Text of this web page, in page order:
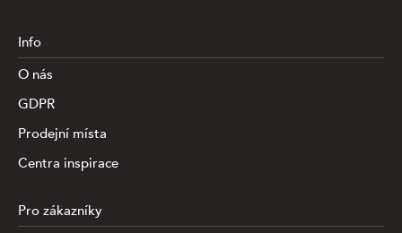
Info
O nás
GDPR
Prodejní místa
Centra inspirace
Pro zákazníky